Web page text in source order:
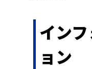
イン
ョン